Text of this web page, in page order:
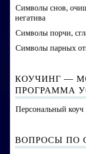
Символы снов,
негатива
Символы порчи,
Символы парных
КОУЧИНГ —
ПРОГРАММА
Персональный коуч
ВОПРОСЫ ПО